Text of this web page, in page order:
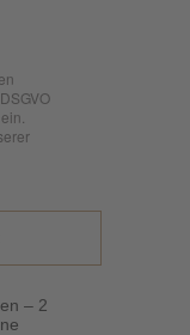
– 2